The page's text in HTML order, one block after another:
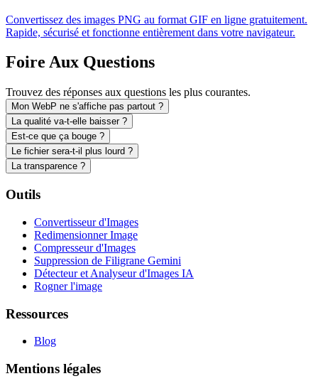
Convertissez des images PNG au format GIF en ligne gratuitement.
Rapide, sécurisé et fonctionne entièrement dans votre navigateur.
Foire Aux Questions
Trouvez des réponses aux questions les plus courantes.
Mon WebP ne s'affiche pas partout ?
La qualité va-t-elle baisser ?
Est-ce que ça bouge ?
Le fichier sera-t-il plus lourd ?
La transparence ?
Outils
Convertisseur d'Images
Redimensionner Image
Compresseur d'Images
Suppression de Filigrane Gemini
Détecteur et Analyseur d'Images IA
Rogner l'image
Ressources
Blog
Mentions légales